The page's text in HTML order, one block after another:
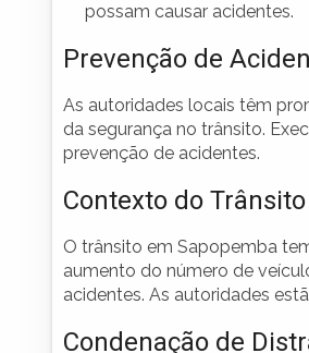
possam causar acidentes.
Prevenção de
As autoridades locais têm
da segurança no trânsito.
prevenção de acidentes.
Contexto do
O trânsito em Sapopemba
aumento do número de
acidentes. As autoridades
Condenação de